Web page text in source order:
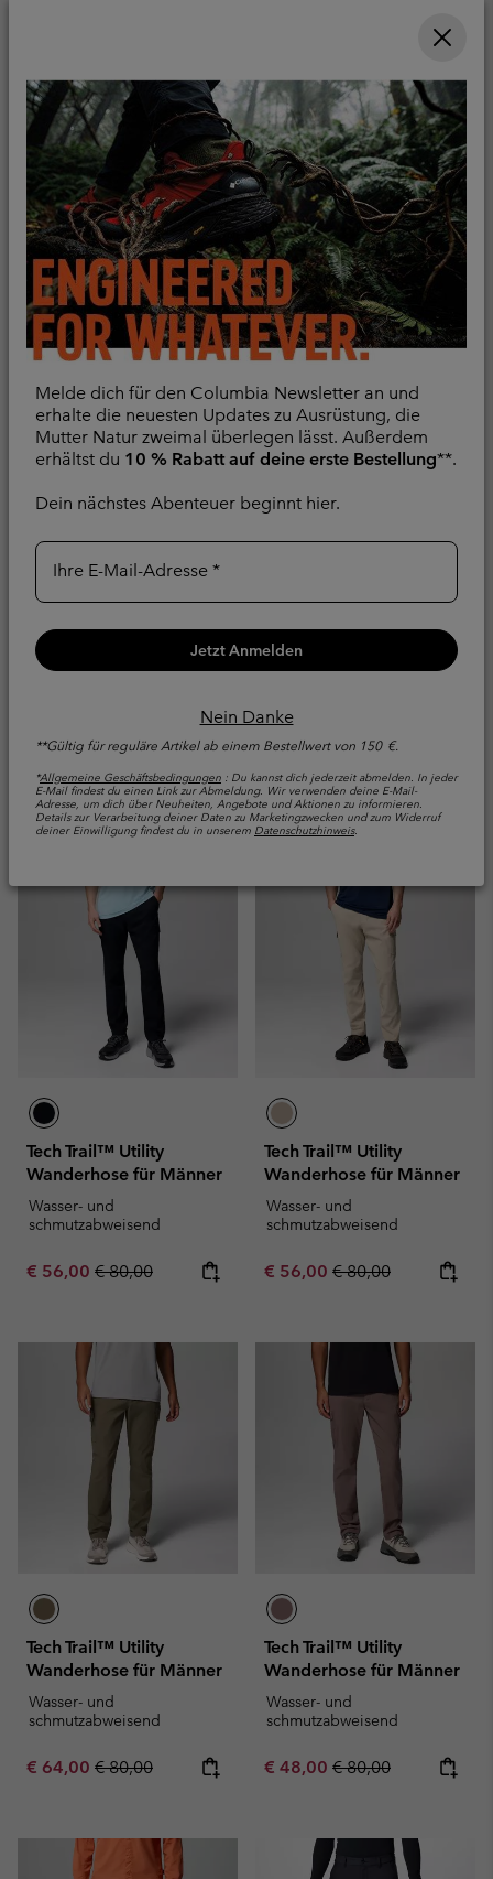
Melde dich für den Columbia Newsletter an und
erhalte die neuesten Updates zu Ausrüstung, die
Mutter Natur zweimal überlegen lässt. Außerdem
erhältst du 10 % Rabatt auf deine erste Bestellung**.
Dein nächstes Abenteuer beginnt hier.
Ihre E-Mail-Adresse
Jetzt Anmelden
Nein Danke
**Gültig für reguläre Artikel ab einem Bestellwert von 150 €.
*Allgemeine Geschäftsbedingungen : Du kannst dich jederzeit abmelden. In jeder
E-Mail findest du einen Link zur Abmeldung. Wir verwenden deine E-Mail-
Adresse, um dich über Neuheiten, Angebote und Aktionen zu informieren.
Details zur Verarbeitung deiner Daten zu Marketingzwecken und zum Widerruf
deiner Einwilligung findest du in unserem Datenschutzhinweis.
Neu
Silver Ridge™ Elite
Convertible Wanderhose
für Männer
Convertible
Regular price:
€ 100,00
Neu
Whistler Peak™
wasserdichte
Wanderhose für Männer
Wasserdicht
Regular price:
€ 200,00
Chill Creek™ Trekking-
Hose für Männer
Minimum sale price:
€ 72,00 Maximum sale price:
€ 84,00
120,00
Skien Valley™ Cargo
Wanderhose für Männer
Regular price:
€ 100,00
Tech Trail™ Utility
Wanderhose für Männer
Wasser- und
schmutzabweisend
Sale price:
€ 56,00 Regular price:
€ 80,00
Tech Trail™ Utility
Wanderhose für Männer
Wasser- und
schmutzabweisend
Sale price:
€ 56,00 Regular price:
€ 80,00
Tech Trail™ Utility
Wanderhose für Männer
Wasser- und
schmutzabweisend
Sale price:
€ 64,00 Regular price:
€ 80,00
Tech Trail™ Utility
Wanderhose für Männer
Wasser- und
schmutzabweisend
Sale price:
€ 48,00 Regular price:
€ 80,00